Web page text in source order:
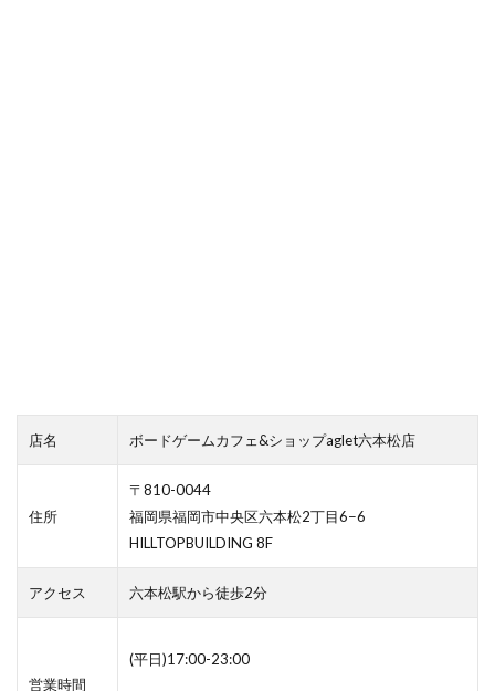
店名 ボードゲームカフェ&ショップaglet六本松店
住所
〒810-0044
福岡県福岡市中央区六本松2丁目6−6
HILLTOPBUILDING 8F
アクセス 六本松駅から徒歩2分
営業時間
(平日)17:00-23:00